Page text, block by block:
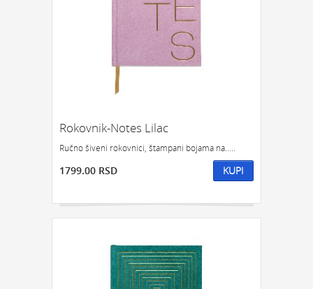
Rokovnik-Notes Lilac
Ručno šiveni rokovnici, štampani bojama na.....
1799.00 RSD KUPI